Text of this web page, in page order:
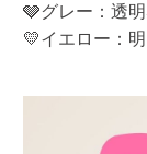
🩶グレー：透
💛イエロー：